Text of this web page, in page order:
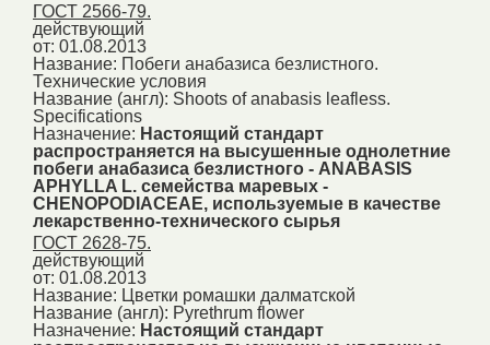
ГОСТ 2566-79.
действующий
от: 01.08.2013
Название: Побеги анабазиса безлистного.
Технические условия
Название (англ): Shoots of anabasis leafless.
Specifications
Назначение: Настоящий стандарт
распространяется на высушенные однолетние
побеги анабазиса безлистного - ANABASIS
APHYLLA L. семейства маревых -
CHENOPODIACEAE, используемые в качестве
лекарственно-технического сырья
ГОСТ 2628-75.
действующий
от: 01.08.2013
Название: Цветки ромашки далматской
Название (англ): Pyrethrum flower
Назначение: Настоящий стандарт